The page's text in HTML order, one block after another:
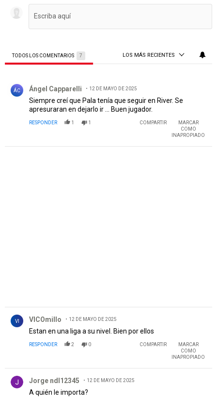
TODOS LOS COMENTARIOS 7 LOS MÁS RECIENTES
ÁC Ángel Capparelli 12 DE MAYO DE 2025
Siempre creí que Pala tenía que seguir en River. Se
apresuraran en dejarlo ir ... Buen jugador.
RESPONDER 1 1 COMPARTIR
MARCAR
COMO
INAPROPIADO
VI VICOmillo 12 DE MAYO DE 2025
Estan en una liga a su nivel. Bien por ellos
RESPONDER 2 0 COMPARTIR
MARCAR
COMO
INAPROPIADO
Jorge ndl12345 12 DE MAYO DE 2025
A quién le importa?